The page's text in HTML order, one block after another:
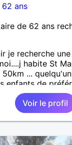
62 ans
de 62 ans
je recherche
habite St
...
enfants de
aurait garder
ex...si vous
moi je vous
Voir le profil